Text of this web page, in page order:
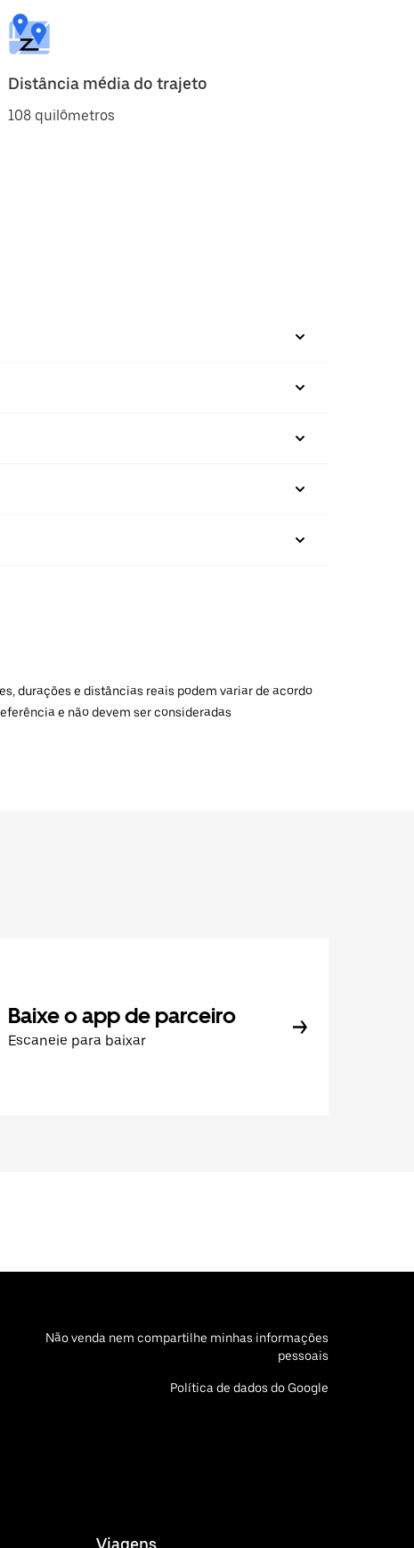
Distância média do trajeto
108 quilômetros
durações e distâncias reais podem variar de acordo
e não devem ser consideradas
Baixe o app de parceiro
Escaneie para baixar
Não venda nem compartilhe minhas informações
pessoais
Política de dados do Google
Viagens